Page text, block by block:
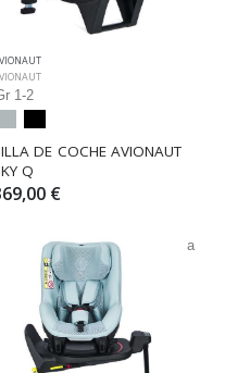
1-2
DE COCHE AVIONAUT
Q
€